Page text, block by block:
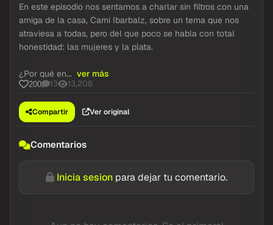
En este episodio nos sentamos a charlar sin filtros con una
amiga de la casa, Cami Ibarbalz, sobre un tema que nos
atraviesa a todas, pero del que poco se habla con total
honestidad: las mujeres y la plata.
¿Por qué en... ver más
200 13 13,208
Compartir Ver original
Comentarios
Inicia sesion para dejar tu comentario.